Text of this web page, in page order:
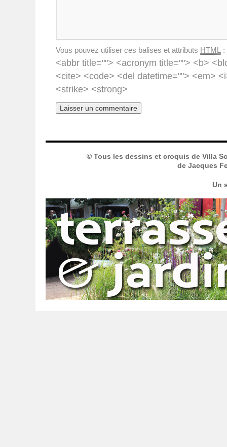
Vous pouvez utiliser ces balises et attributs HTML :
<abbr title=""> <acronym title=""> <b>
<cite> <code> <del datetime=""> <em>
<strike> <strong>
© Tous les dessins et croquis de Villa
de Jacques
Un